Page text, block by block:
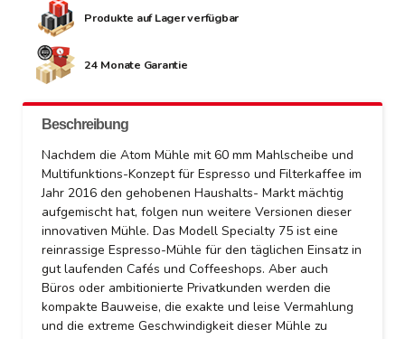
Produkte auf Lager verfügbar
24 Monate Garantie
Beschreibung
Nachdem die Atom Mühle mit 60 mm Mahlscheibe und
Multifunktions-Konzept für Espresso und Filterkaffee im
Jahr 2016 den gehobenen Haushalts- Markt mächtig
aufgemischt hat, folgen nun weitere Versionen dieser
innovativen Mühle. Das Modell Specialty 75 ist eine
reinrassige Espresso-Mühle für den täglichen Einsatz in
gut laufenden Cafés und Coffeeshops. Aber auch
Büros oder ambitionierte Privatkunden werden die
kompakte Bauweise, die exakte und leise Vermahlung
und die extreme Geschwindigkeit dieser Mühle zu